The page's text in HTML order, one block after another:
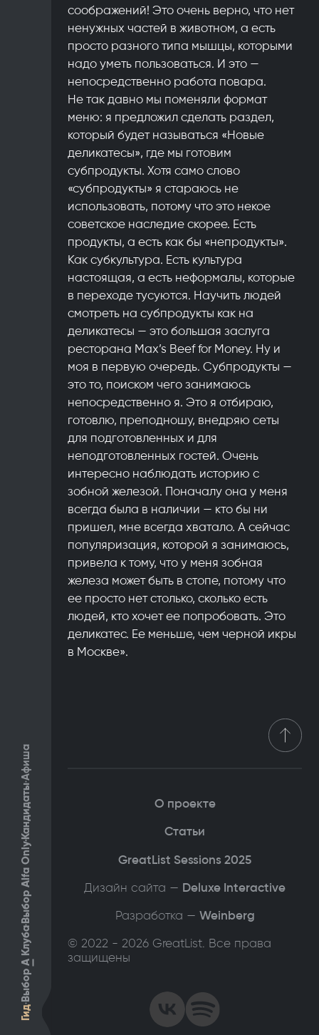
Гид
Выбор
А
Клуба
Выбор Alfa Only
Кандидаты
Афиша
соображений! Это очень верно, что нет
ненужных частей в животном, а есть
просто разного типа мышцы, которыми
надо уметь пользоваться. И это —
непосредственно работа повара.
Не так давно мы поменяли формат
меню: я предложил сделать раздел,
который будет называться «Новые
деликатесы», где мы готовим
субпродукты. Хотя само слово
«субпродукты» я стараюсь не
использовать, потому что это некое
советское наследие скорее. Есть
продукты, а есть как бы «непродукты».
Как субкультура. Есть культура
настоящая, а есть неформалы, которые
в переходе тусуются. Научить людей
смотреть на субпродукты как на
деликатесы — это большая заслуга
ресторана Max’s Beef for Money. Ну и
моя в первую очередь. Субпродукты —
это то, поиском чего занимаюсь
непосредственно я. Это я отбираю,
готовлю, преподношу, внедряю сеты
для подготовленных и для
неподготовленных гостей. Очень
интересно наблюдать историю с
зобной железой. Поначалу она у меня
всегда была в наличии — кто бы ни
пришел, мне всегда хватало. А сейчас
популяризация, которой я занимаюсь,
привела к тому, что у меня зобная
железа может быть в стопе, потому что
ее просто нет столько, сколько есть
людей, кто хочет ее попробовать. Это
деликатес. Ее меньше, чем черной икры
в Москве».
© 2022 - 2026 GreatList. Все права
защищены
О проекте
Статьи
GreatList Sessions 2025
Дизайн сайта — Deluxe Interactive
Разработка — Weinberg